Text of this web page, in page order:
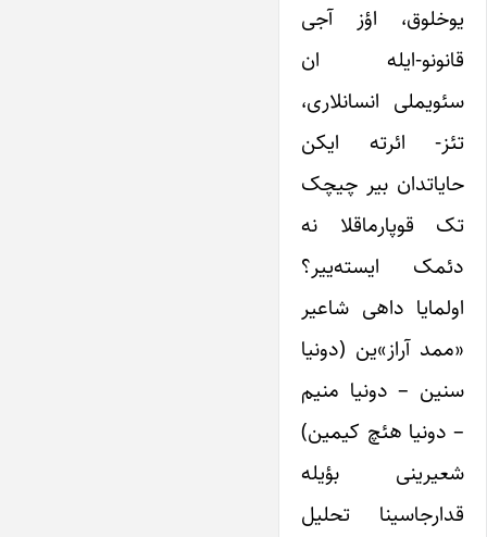
یوخلوق، اؤز آجی
قانونو-ایله ان
سئویملی انسانلاری،
تئز- ائرته ایکن
حایاتدان بیر چیچک
تک قوپارماقلا نه
دئمک ایسته‌ییر؟
اولمایا داهی شاعیر
«ممد آراز»ین (دونیا
سنین – دونیا منیم
– دونیا هئچ کیمین)
شعیرینی بؤیله
قدارجاسینا تحلیل